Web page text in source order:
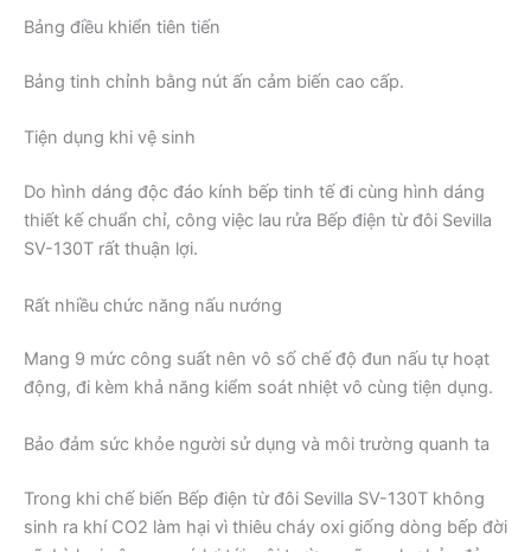
Bảng điều khiển tiên tiến
Bảng tinh chỉnh bằng nút ấn cảm biến cao cấp.
Tiện dụng khi vệ sinh
Do hình dáng độc đáo kính bếp tinh tế đi cùng hình dáng
thiết kế chuẩn chỉ, công việc lau rửa Bếp điện từ đôi Sevilla
SV-130T rất thuận lợi.
Rất nhiều chức năng nấu nướng
Mang 9 mức công suất nên vô số chế độ đun nấu tự hoạt
động, đi kèm khả năng kiểm soát nhiệt vô cùng tiện dụng.
Bảo đảm sức khỏe người sử dụng và môi trường quanh ta
Trong khi chế biến Bếp điện từ đôi Sevilla SV-130T không
sinh ra khí CO2 làm hại vì thiêu cháy oxi giống dòng bếp đời